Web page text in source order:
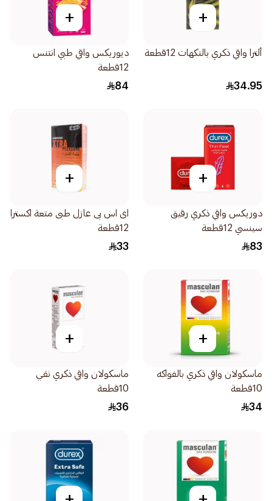
+
ألترا واقي ذكري بالنكهات 12قطعة
34.95
+
ديوريكس واقي طبي انتنس
12قطعة
84
+
دوريكس واقي ذكري رقيق
سينسي 12قطعة
83
+
اى اس بى عازل طبى متعة اكسترا
12قطعة
33
+
ماسكولان واقي ذكري بالفواكه
10قطعة
34
+
ماسكولان واقي ذكري نقي
10قطعة
36